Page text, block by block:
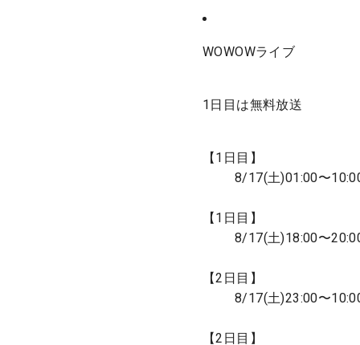
WOWOWライブ
1日目は無料放送
【1日目】
8/17(土)01:00〜
【1日目】
8/17(土)18:00〜
【2日目】
8/17(土)23:00〜
【2日目】